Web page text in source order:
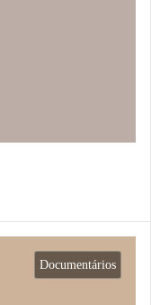
Documentários